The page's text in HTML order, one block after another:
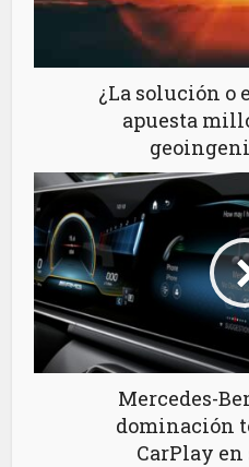
¿La solución o
apuesta
Mercedes-
dominación
CarPlay en